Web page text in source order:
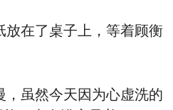
在了桌子上，等着顾衡
虽然今天因为心虚洗的